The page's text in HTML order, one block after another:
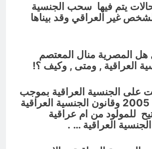
يتم فيها سحب الجنسية
غير العراقي وقد بيناها
المصرية منال المعتصم
العراقية , ومتى , وكيف ؟!
على الجنسية العراقية بموجب
دستور العراق 2005 وقانون الجنسية العراقية
يتيح للمولود من ام عراقية
العراقية … .